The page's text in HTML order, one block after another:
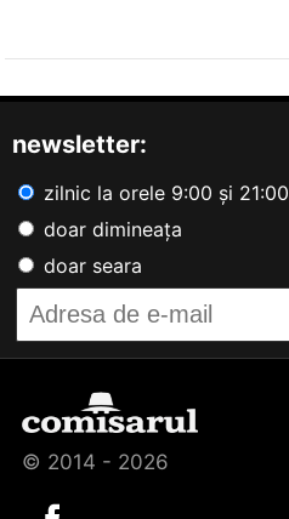
newsletter:
zilnic la orele 9:00 și 21:00
doar dimineața
doar seara
© 2014 - 2026